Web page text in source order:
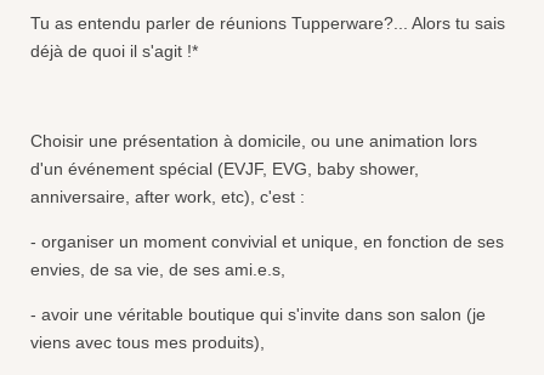
Tu as entendu parler de réunions Tupperware?... Alors tu sais
déjà de quoi il s'agit !*
Choisir une présentation à domicile, ou une animation lors
d'un événement spécial (EVJF, EVG, baby shower,
anniversaire, after work, etc), c'est :
- organiser un moment convivial et unique, en fonction de ses
envies, de sa vie, de ses ami.e.s,
- avoir une véritable boutique qui s'invite dans son salon (je
viens avec tous mes produits),